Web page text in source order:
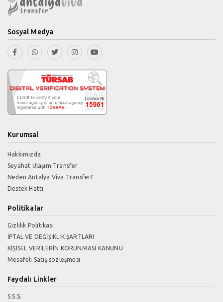
Sosyal Medya
Kurumsal
Hakkımızda
Seyahat Ulaşım Transfer
Neden Antalya Viva Transfer?
Destek Hattı
Politikalar
Gizlilik Politikası
İPTAL VE DEĞİŞİKLİK ŞARTLARI
KİŞİSEL VERİLERİN KORUNMASI KANUNU
Mesafeli Satış sözleşmesi
Faydalı Linkler
S.S.S.